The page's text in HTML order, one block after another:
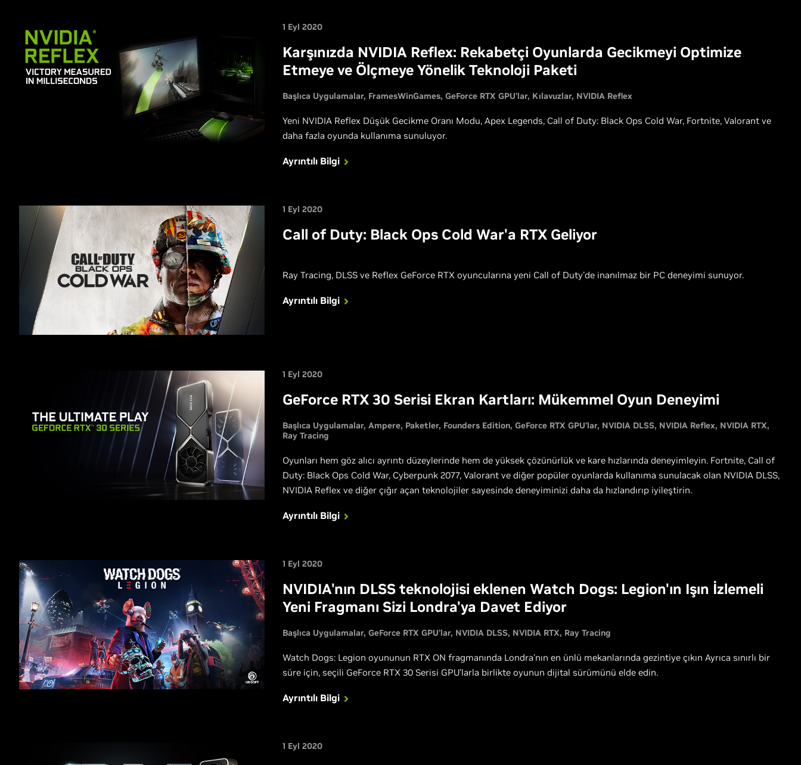
1 Eyl 2020
Karşınızda NVIDIA Reflex: Rekabetçi Oyunlarda Gecikmeyi Optimize
Etmeye ve Ölçmeye Yönelik Teknoloji Paketi
Başlıca Uygulamalar FramesWinGames GeForce RTX GPU’lar Kılavuzlar NVIDIA Reflex
Yeni NVIDIA Reflex Düşük Gecikme Oranı Modu, Apex Legends, Call of Duty: Black Ops Cold War, Fortnite, Valorant ve
daha fazla oyunda kullanıma sunuluyor.
Ayrıntılı Bilgi
1 Eyl 2020
Call of Duty: Black Ops Cold War'a RTX Geliyor
Ray Tracing, DLSS ve Reflex GeForce RTX oyuncularına yeni Call of Duty'de inanılmaz bir PC deneyimi sunuyor.
Ayrıntılı Bilgi
1 Eyl 2020
GeForce RTX 30 Serisi Ekran Kartları: Mükemmel Oyun Deneyimi
Başlıca Uygulamalar Ampere Paketler Founders Edition GeForce RTX GPU’lar NVIDIA DLSS NVIDIA Reflex NVIDIA RTX
Ray Tracing
Oyunları hem göz alıcı ayrıntı düzeylerinde hem de yüksek çözünürlük ve kare hızlarında deneyimleyin. Fortnite, Call of
Duty: Black Ops Cold War, Cyberpunk 2077, Valorant ve diğer popüler oyunlarda kullanıma sunulacak olan NVIDIA DLSS,
NVIDIA Reflex ve diğer çığır açan teknolojiler sayesinde deneyiminizi daha da hızlandırıp iyileştirin.
Ayrıntılı Bilgi
1 Eyl 2020
NVIDIA'nın DLSS teknolojisi eklenen Watch Dogs: Legion'ın Işın İzlemeli
Yeni Fragmanı Sizi Londra'ya Davet Ediyor
Başlıca Uygulamalar GeForce RTX GPU’lar NVIDIA DLSS NVIDIA RTX Ray Tracing
Watch Dogs: Legion oyununun RTX ON fragmanında Londra'nın en ünlü mekanlarında gezintiye çıkın Ayrıca sınırlı bir
süre için, seçili GeForce RTX 30 Serisi GPU’larla birlikte oyunun dijital sürümünü elde edin.
Ayrıntılı Bilgi
1 Eyl 2020